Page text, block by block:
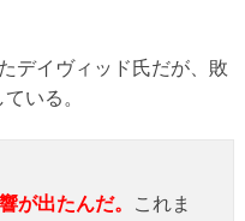
デイヴィッド氏だが、敗
いる。
が出たんだ。
これま